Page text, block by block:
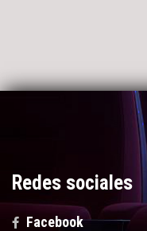
Redes sociales
Facebook